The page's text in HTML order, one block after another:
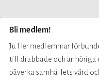
Bli medlem!
Ju fler medlemmar
till drabbade och anhöriga
påverka samhällets vård